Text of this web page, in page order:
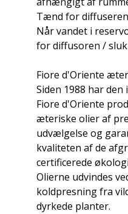
Tænd for
Når vandet i
for diffusoren /
Fiore d'Oriente
Siden 1988 har
Fiore d'Oriente
æteriske olier af
udvælgelse og
kvaliteten af ​​de
certificerede
Olierne udvindes
koldpresning fra
dyrkede planter.